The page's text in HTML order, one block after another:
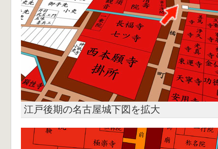
江戸後期の名古屋城下図を拡大